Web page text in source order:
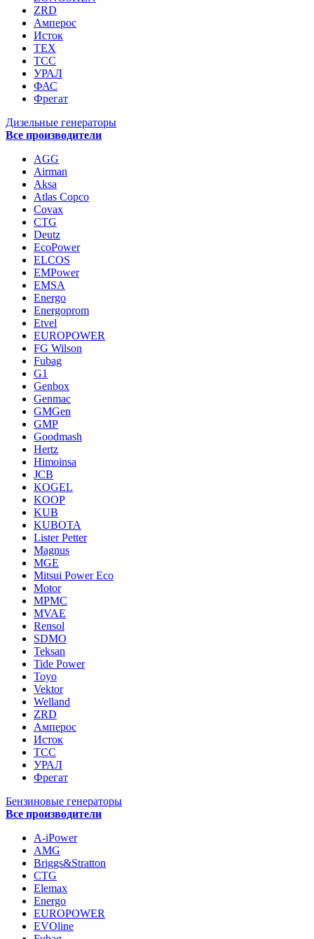
ZRD
Амперос
Исток
ТЕХ
ТСС
УРАЛ
ФАС
Фрегат
Дизельные генераторы
Все производители
AGG
Airman
Aksa
Atlas Copco
Covax
CTG
Deutz
EcoPower
ELCOS
EMPower
EMSA
Energo
Energoprom
Etvel
EUROPOWER
FG Wilson
Fubag
G1
Genbox
Genmac
GMGen
GMP
Goodmash
Hertz
Himoinsa
JCB
KOGEL
KOOP
KUB
KUBOTA
Lister Petter
Magnus
MGE
Mitsui Power Eco
Motor
MPMC
MVAE
Rensol
SDMO
Teksan
Tide Power
Toyo
Vektor
Welland
ZRD
Амперос
Исток
ТСС
УРАЛ
Фрегат
Бензиновые генераторы
Все производители
A-iPower
AMG
Briggs&Stratton
CTG
Elemax
Energo
EUROPOWER
EVOline